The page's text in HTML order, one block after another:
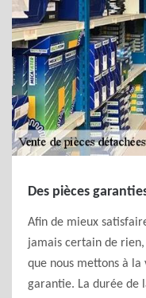
Des pièces
Afin de mieux
jamais certain de
que nous mettons à la
garantie. La durée de